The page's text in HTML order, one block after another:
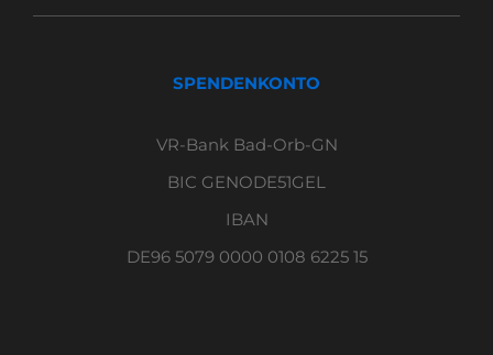
SPENDENKONTO
VR-Bank Bad-Orb-GN
BIC GENODE51GEL
IBAN
DE96 5079 0000 0108 6225 15